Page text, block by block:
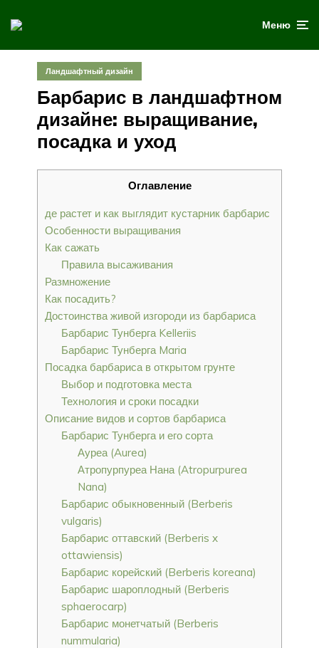
Меню
Ландшафтный дизайн
Барбарис в ландшафтном
дизайне: выращивание,
посадка и уход
Оглавление
де растет и как выглядит кустарник барбарис
Особенности выращивания
Как сажать
Правила высаживания
Размножение
Как посадить?
Достоинства живой изгороди из барбариса
Барбарис Тунберга Kelleriis
Барбарис Тунберга Maria
Посадка барбариса в открытом грунте
Выбор и подготовка места
Технология и сроки посадки
Описание видов и сортов барбариса
Барбарис Тунберга и его сорта
Ауреа (Aurea)
Атропурпуреа Нана (Atropurpurea
Nana)
Барбарис обыкновенный (Berberis
vulgaris)
Барбарис оттавский (Berberis x
ottawiensis)
Барбарис корейский (Berberis koreana)
Барбарис шароплодный (Berberis
sphaerocarp)
Барбарис монетчатый (Berberis
nummularia)